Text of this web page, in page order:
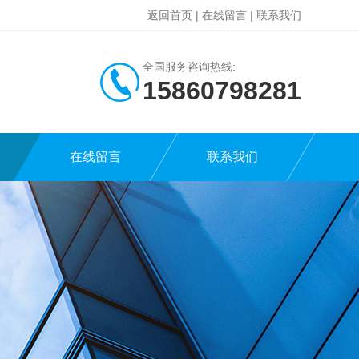
返回首页 | 在线留言 | 联系我们
全国服务咨询热线:
15860798281
在线留言 联系我们